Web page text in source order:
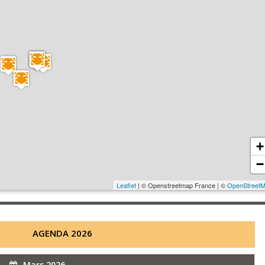
+
−
Leaflet| © Openstreetmap France | ©
AGENDA 2026